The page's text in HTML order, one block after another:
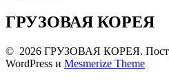
ГРУЗОВАЯ КОРЕЯ
© 2026 ГРУЗОВАЯ КОРЕЯ.
WordPress и Mesmerize Theme